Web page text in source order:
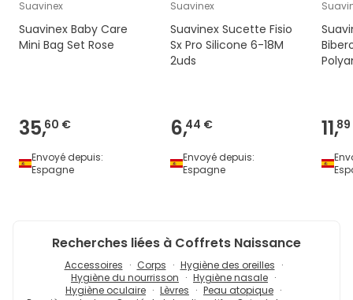
Suavinex
Suavinex Baby Care
Mini Bag Set Rose
35,60 €
Envoyé depuis:
Espagne
Suavinex
Suavinex Sucette Fisio
Sx Pro Silicone 6-18M
2uds
6,44 €
Envoyé depuis:
Espagne
11,
Recherches liées à Coffrets Naissance
Accessoires Corps
Hygiène des oreilles
Hygiène du nourrisson
Hygiène nasale
Hygiène oculaire
Lèvres
Peau atopique